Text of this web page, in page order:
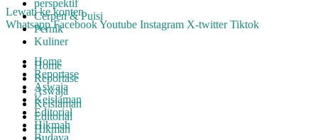
Lewati ke konten
Whatsapp FacebookYoutube Instagram X-twitter Tiktok
Home
Reportase
Aswaja
Keislaman
Editorial
Hikmah
Budaya
perspektif
Cerpen & Puisi
Pernik
Kuliner
Home
Reportase
Aswaja
Keislaman
Editorial
Hikmah